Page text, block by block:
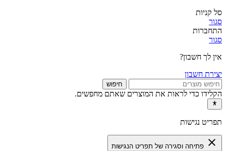
סל קניות
סגור
התחברות
סגור
אין לך חשבון?
יצירת חשבון
חיפוש
הקלידו כדי לראות את המוצרים שאתם מחפשים.
תפריט נגישות
close פתיחה וסגירה של תפריט הנגישות